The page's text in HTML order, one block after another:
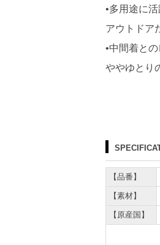
•多用途に
アウトドア
•中間着と
ややゆとり
【品番】
【素材】
【原産国】